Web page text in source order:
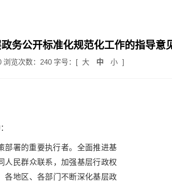
务公开标准化规范化工作的指导意
浏览次数：240 字号：[ 大 中 小 ]
部署的重要执行者。全面推进基
人民群众联系，加强基层行政权
各地区、各部门不断深化基层政